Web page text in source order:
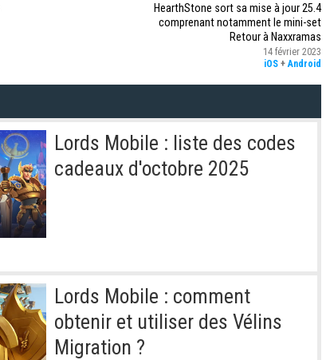
HearthStone sort sa mise à jour 25.4
comprenant notamment le mini-set
Retour à Naxxramas
14 février 2023
iOS + Android
Lords Mobile : liste des codes
cadeaux d'octobre 2025
Lords Mobile : comment
obtenir et utiliser des Vélins
Migration ?